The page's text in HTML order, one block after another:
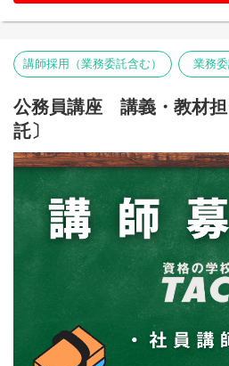
講師採用（業務委託含む） 業務
公務員講座 講義・教材担
託〕